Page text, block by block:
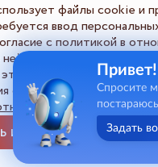
Услуги Статус дела
файлы cookie и
ввод
с политикой в
ней условиями
этими условиями
сайта.
обработки ПД
и закрыть
Спросите
Задать